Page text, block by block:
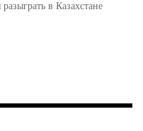
в Казахстане